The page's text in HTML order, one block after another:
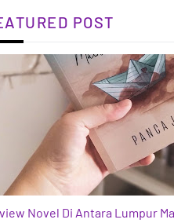
POST
Novel Di Antara Lumpur